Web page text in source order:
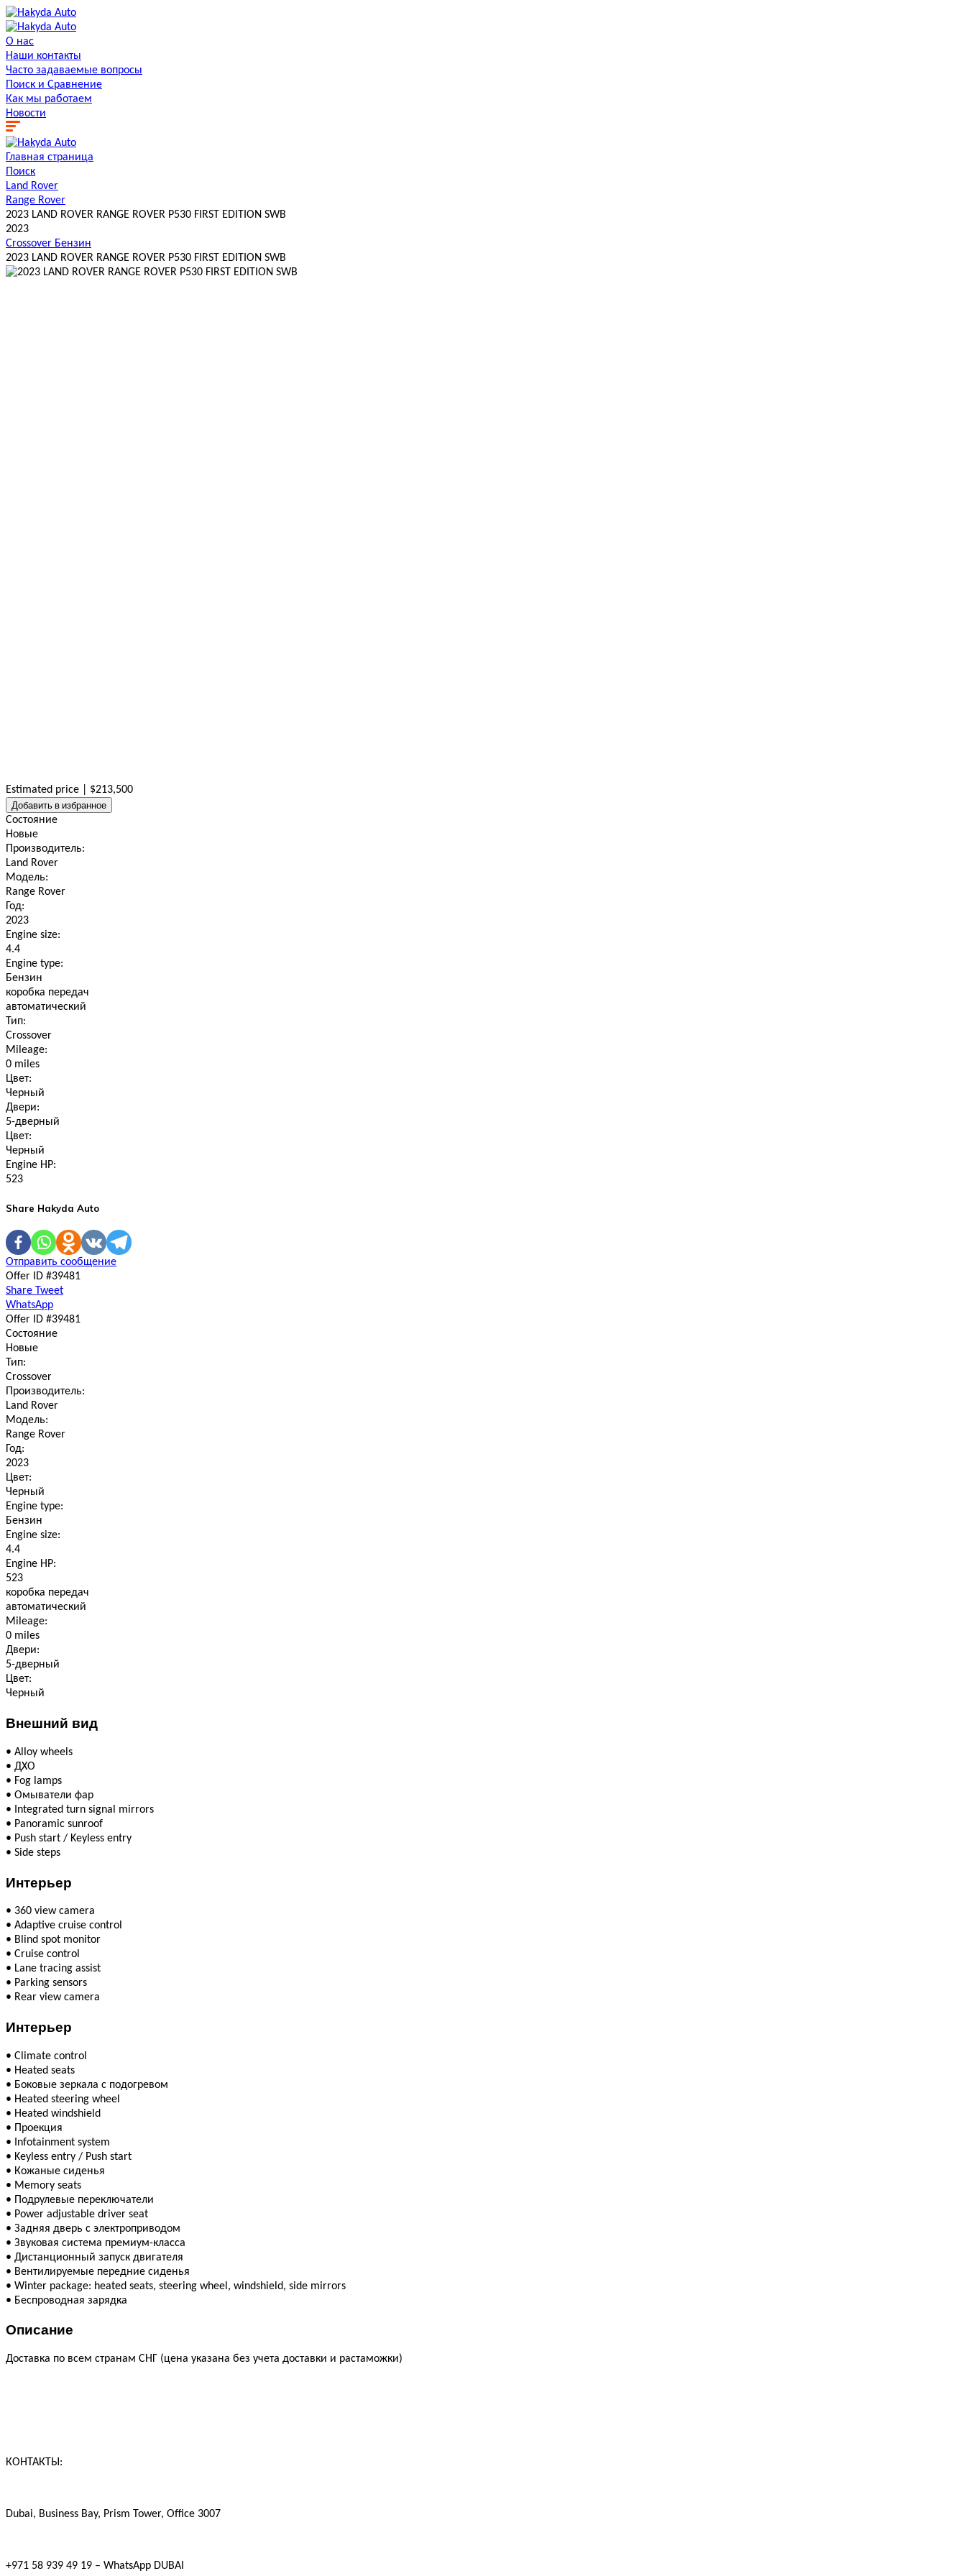
О нас
Наши контакты
Часто задаваемые вопросы
Поиск и Сравнение
Как мы работаем
Новости
Главная страница
Поиск
Land Rover
Range Rover
2023 LAND ROVER RANGE ROVER P530 FIRST EDITION SWB
2023
Crossover Бензин
2023 LAND ROVER RANGE ROVER P530 FIRST EDITION SWB
Estimated price | $213,500
Добавить в избранное
Состояние
Новые
Производитель:
Land Rover
Модель:
Range Rover
Год:
2023
Engine size:
4.4
Engine type:
Бензин
коробка передач
автоматический
Тип:
Crossover
Mileage:
0 miles
Цвет:
Черный
Двери:
5-дверный
Цвет:
Черный
Engine HP:
523
Share Hakyda Auto
Отправить сообщение
Offer ID #39481
Share Tweet
WhatsApp
Offer ID #39481
Состояние
Новые
Тип:
Crossover
Производитель:
Land Rover
Модель:
Range Rover
Год:
2023
Цвет:
Черный
Engine type:
Бензин
Engine size:
4.4
Engine HP:
523
коробка передач
автоматический
Mileage:
0 miles
Двери:
5-дверный
Цвет:
Черный
Внешний вид
• Alloy wheels
• ДХО
• Fog lamps
• Омыватели фар
•
Integrated turn signal mirrors
• Panoramic sunroof
• Push start / Keyless entry
• Side steps
Интерьер
• 360 view camera
• Adaptive cruise control
• Blind spot monitor
• Cruise control
• Lane tracing assist
• Parking sensors
• Rear view camera
Интерьер
• Climate сontrol
• Heated seats
• Боковые зеркала с подогревом
• Heated steering wheel
• Heated windshield
• Проекция
•
Infotainment system
• Keyless entry / Push start
• Кожаные сиденья
• Memory seats
• Подрулевые переключатели
• Power adjustable driver seat
• Задняя дверь с электроприводом
• Звуковая система премиум-класса
• Дистанционный запуск двигателя
• Вентилируемые передние сиденья
• Winter package: heated seats, steering wheel, windshield, side mirrors
• Беспроводная зарядка
Описание
Доставка по всем странам СНГ (цена указана без учета доставки и растаможки)
КОНТАКТЫ:
Dubai, Business Bay, Prism Tower, Office 3007
+971 58 939 49 19 – WhatsApp DUBAI